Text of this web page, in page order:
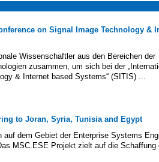
on Signal Image Technology &
Wissenschaftler aus den Bereichen der
zusammen, um sich bei der
& Internet based Systems“ (SITIS) ...
to Joran, Syria, Tunisia and Egypt
dem Gebiet der Enterprise Systems
MSC.ESE Projekt zielt auf die Schaffung